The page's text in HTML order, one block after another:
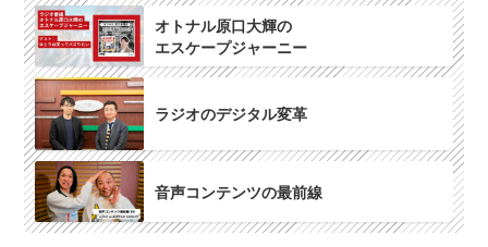
オトナル原口大輝の
エスケープジャーニー
ラジオのデジタル変革
音声コンテンツの最前線